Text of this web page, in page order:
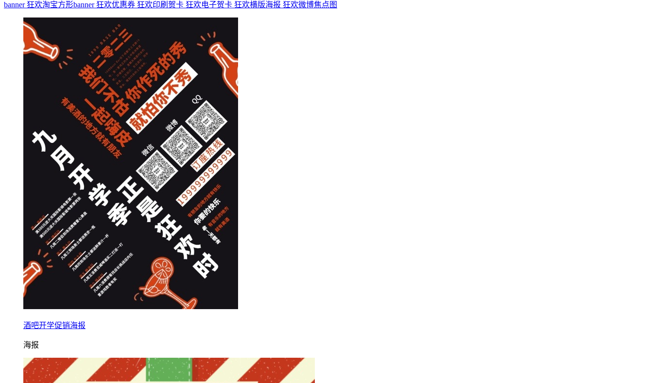
banner 狂欢淘宝方形banner 狂欢优惠券 狂欢印刷贺卡 狂欢电子贺卡 狂欢横版海报 狂欢微博焦点图
酒吧开学促销海报
海报